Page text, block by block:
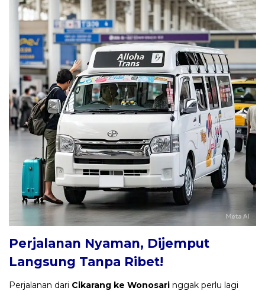
Perjalanan Nyaman, Dijemput
Langsung Tanpa Ribet!
Perjalanan dari Cikarang ke Wonosari nggak perlu lagi